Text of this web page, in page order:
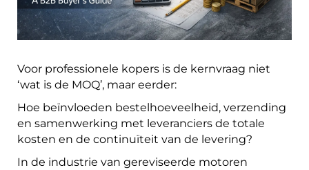
Voor professionele kopers is de kernvraag niet
‘wat is de MOQ’, maar eerder:
Hoe beïnvloeden bestelhoeveelheid, verzending
en samenwerking met leveranciers de totale
kosten en de continuïteit van de levering?
In de industrie van gereviseerde motoren